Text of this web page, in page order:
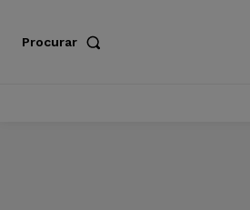
Procurar